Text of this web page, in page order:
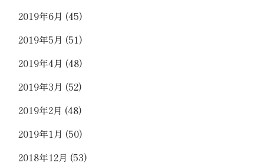
2019年6月 (45)
2019年5月 (51)
2019年4月 (48)
2019年3月 (52)
2019年2月 (48)
2019年1月 (50)
2018年12月 (53)